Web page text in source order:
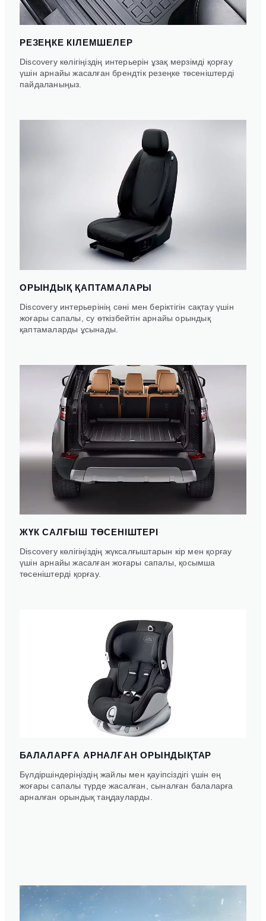
РЕЗЕҢКЕ КІЛЕМШЕЛЕР
Discovery көлігіңіздің интерьерін ұзақ мерзімді қорғау
үшін арнайы жасалған брендтік резеңке төсеніштерді
пайдаланыңыз.
ОРЫНДЫҚ ҚАПТАМАЛАРЫ
Discovery интерьерінің сәні мен беріктігін сақтау үшін
жоғары сапалы, су өткізбейтін арнайы орындық
қаптамаларды ұсынады.
ЖҮК САЛҒЫШ ТӨСЕНІШТЕРІ
Discovery көлігіңіздің жүксалғыштарын кір мен қорғау
үшін арнайы жасалған жоғары сапалы, қосымша
төсеніштерді қорғау.
БАЛАЛАРҒА АРНАЛҒАН ОРЫНДЫҚТАР
Бүлдіршіндеріңіздің жайлы мен қауіпсіздігі үшін ең
жоғары сапалы түрде жасалған, сыналған балаларға
арналған орындық таңдауларды.